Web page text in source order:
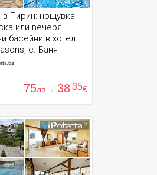
в Пирин: нощувка
или вечеря,
басейни в хотел
с. Баня
75лв. / 38'35€